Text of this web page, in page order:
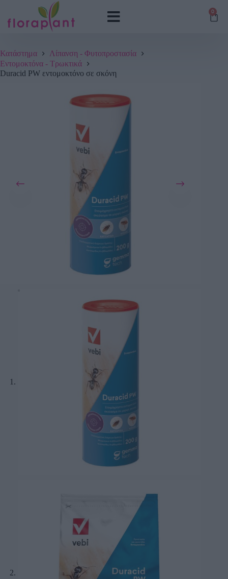
0
Κατάστημα
Λίπανση - Φυτοπροστασία
Εντομοκτόνα - Τρωκτικά
Duracid PW εντομοκτόνο σε σκόνη